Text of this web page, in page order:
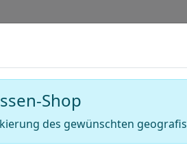
für Adressen von
Shop
des gewünschten